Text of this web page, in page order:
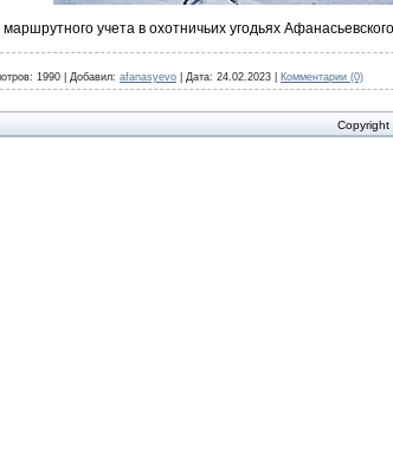
учета в охотничьих угодьях
1990 Добавил: afanasyevo Дата: 24.02.2023 Комментарии (0)